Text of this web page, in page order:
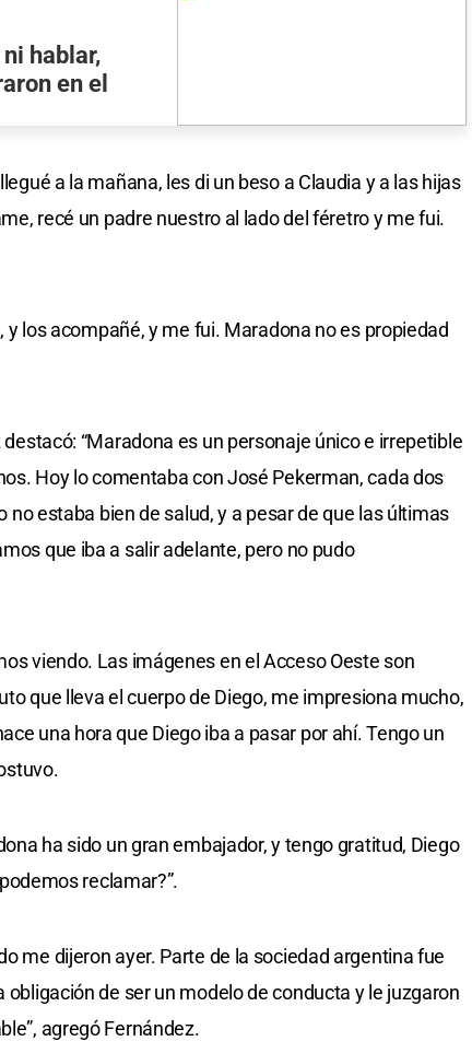
hablar,
en el
a la mañana, les di un beso a Claudia y a las hijas
recé un padre nuestro al lado del féretro y me fui.
y los acompañé, y me fui. Maradona no es propiedad
“Maradona es un personaje único e irrepetible
Hoy lo comentaba con José Pekerman, cada dos
no estaba bien de salud, y a pesar de que las últimas
que iba a salir adelante, pero no pudo
viendo. Las imágenes en el Acceso Oeste son
que lleva el cuerpo de Diego, me impresiona mucho,
una hora que Diego iba a pasar por ahí. Tengo un
ha sido un gran embajador, y tengo gratitud, Diego
reclamar?”.
me dijeron ayer. Parte de la sociedad argentina fue
de ser un modelo de conducta y le juzgaron
agregó Fernández.